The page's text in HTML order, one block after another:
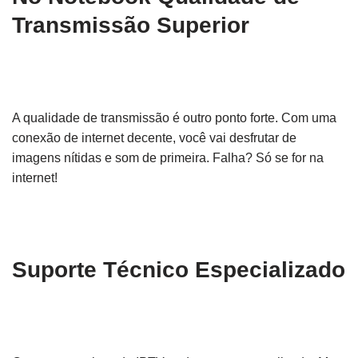
Transmissão Superior
A qualidade de transmissão é outro ponto forte. Com uma
conexão de internet decente, você vai desfrutar de
imagens nítidas e som de primeira. Falha? Só se for na
internet!
Suporte Técnico Especializado